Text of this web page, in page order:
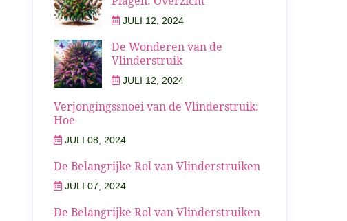
JULI 12, 2024
De Wonderen van de
Vlinderstruik
JULI 12, 2024
Verjongingssnoei van de Vlinderstruik:
Hoe
JULI 08, 2024
De Belangrijke Rol van Vlinderstruiken
JULI 07, 2024
De Belangrijke Rol van Vlinderstruiken